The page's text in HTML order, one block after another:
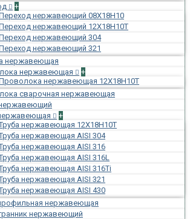
+
нержавеющий 08Х18Н10
нержавеющий 12Х18Н10Т
нержавеющий 304
нержавеющий 321
нержавеющая
нержавеющая
+
нержавеющая 12Х18Н10Т
сварочная нержавеющая
+
нержавеющая 12Х18Н10Т
нержавеющая AISI 304
нержавеющая AISI 316
нержавеющая AISI 316L
нержавеющая AISI 316Ti
нержавеющая AISI 321
нержавеющая AISI 430
нержавеющая
нержавеющий